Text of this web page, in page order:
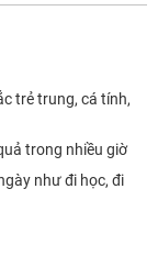
trẻ trung, cá tính,
trong nhiều giờ
như đi học, đi